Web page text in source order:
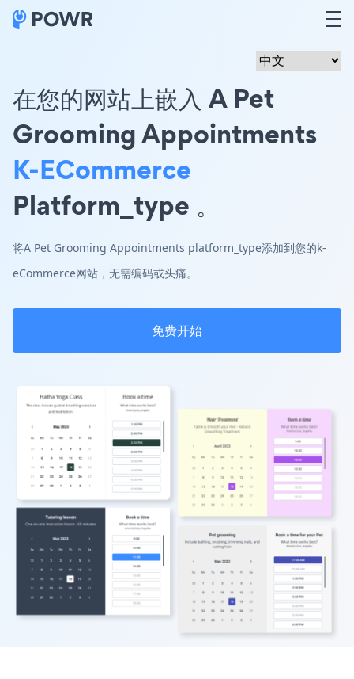
在您的网站上嵌入 A Pet
Grooming Appointments
K-ECommerce
Platform_type 。
将A Pet Grooming Appointments platform_type添加到您的k-
eCommerce网站，无需编码或头痛。
免费开始